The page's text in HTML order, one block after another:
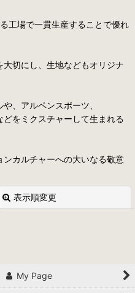
工場で一貫生産することで優れ
切にし、生地などもオリジナ
、アルペンスポーツ、
をミクスチャーして生まれる
カルチャーへの大いなる敬意
表示順変更
My Page